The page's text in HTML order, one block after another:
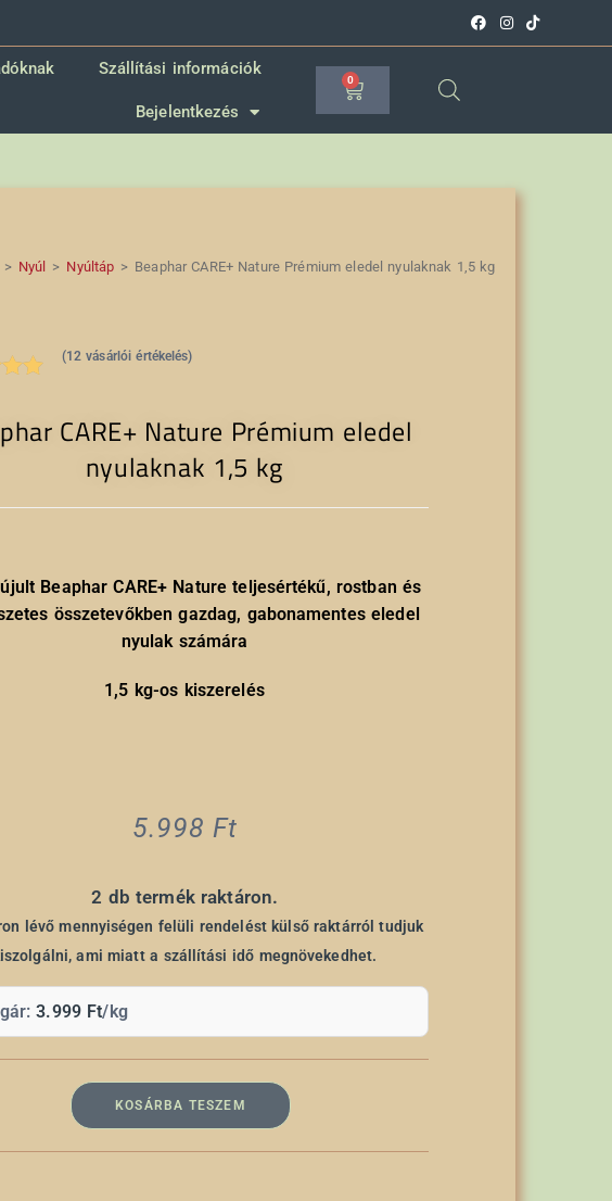
Szállítási információk
Bejelentkezés
0
> Nyúl > Nyúltáp > Beaphar CARE+ Nature Prémium eledel nyulaknak 1,5 kg
5-
(12vásárlói értékelés)
CARE+ Nature Prémium eledel
nyulaknak 1,5 kg
Beaphar CARE+ Nature teljesértékű, rostban és
összetevőkben gazdag, gabonamentes eledel
nyulak számára
1,5 kg-os kiszerelés
5.998 Ft
2 db termék raktáron.
lévő mennyiségen felüli rendelést külső raktárról tudjuk
ami miatt a szállítási idő megnövekedhet.
3.999 Ft/kg
KOSÁRBA TESZEM